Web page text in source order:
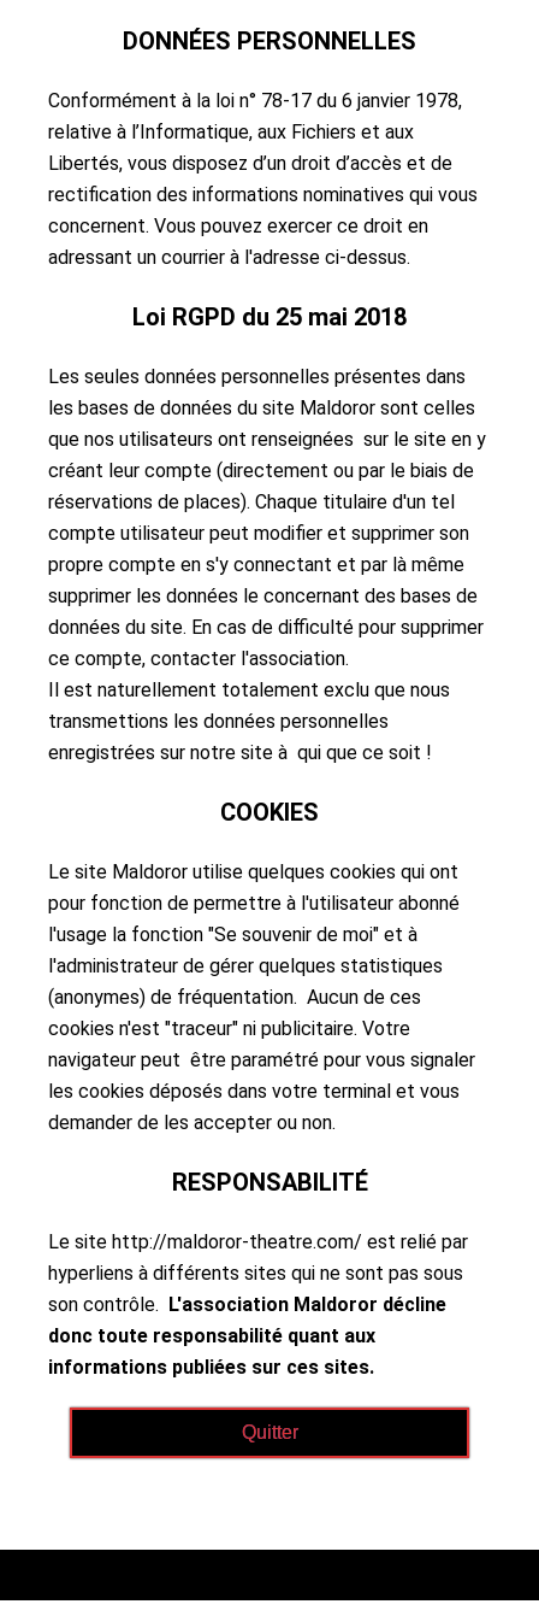
DONNÉES PERSONNELLES
Conformément à la loi n° 78-17 du 6 janvier 1978,
relative à l’Informatique, aux Fichiers et aux
Libertés, vous disposez d’un droit d’accès et de
rectification des informations nominatives qui vous
concernent. Vous pouvez exercer ce droit en
adressant un courrier à l'adresse ci-dessus.
Loi RGPD du 25 mai 2018
Les seules données personnelles présentes dans
les bases de données du site Maldoror sont celles
que nos utilisateurs ont renseignées sur le site en y
créant leur compte (directement ou par le biais de
réservations de places). Chaque titulaire d'un tel
compte utilisateur peut modifier et supprimer son
propre compte en s'y connectant et par là même
supprimer les données le concernant des bases de
données du site. En cas de difficulté pour supprimer
ce compte, contacter l'association.
Il est naturellement totalement exclu que nous
transmettions les données personnelles
enregistrées sur notre site à qui que ce soit !
COOKIES
Le site Maldoror utilise quelques cookies qui ont
pour fonction de permettre à l'utilisateur abonné
l'usage la fonction "Se souvenir de moi" et à
l'administrateur de gérer quelques statistiques
(anonymes) de fréquentation. Aucun de ces
cookies n'est "traceur" ni publicitaire. Votre
navigateur peut être paramétré pour vous signaler
les cookies déposés dans votre terminal et vous
demander de les accepter ou non.
RESPONSABILITÉ
Le site http://maldoror-theatre.com/ est relié par
hyperliens à différents sites qui ne sont pas sous
son contrôle. L'association Maldoror décline
donc toute responsabilité quant aux
informations publiées sur ces sites.
Quitter